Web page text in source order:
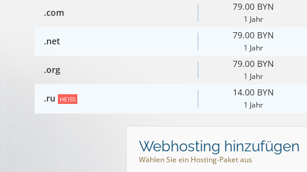
.com
79.00 BYN
1 Jahr
.net
79.00 BYN
1 Jahr
.org
79.00 BYN
1 Jahr
.ru HEISS
14.00 BYN
1 Jahr
Webhosting hinzufügen
Wählen Sie ein Hosting-Paket aus